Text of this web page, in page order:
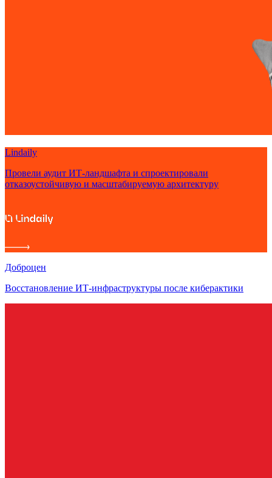
Lindaily
Провели аудит ИТ-ландшафта и спроектировали
отказоустойчивую и масштабируемую архитектуру
Доброцен
Восстановление ИТ-инфраструктуры после киберактики